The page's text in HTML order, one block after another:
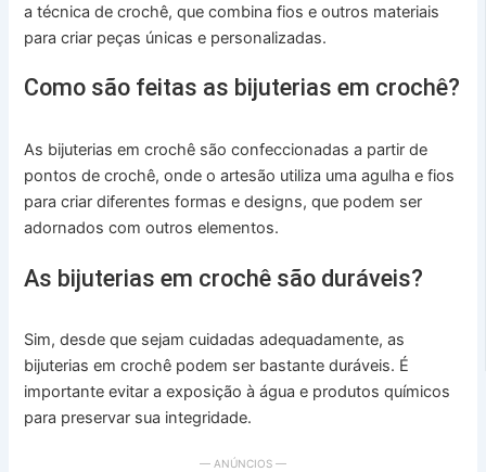
a técnica de crochê, que combina fios e outros materiais
para criar peças únicas e personalizadas.
Como são feitas as bijuterias em crochê?
As bijuterias em crochê são confeccionadas a partir de
pontos de crochê, onde o artesão utiliza uma agulha e fios
para criar diferentes formas e designs, que podem ser
adornados com outros elementos.
As bijuterias em crochê são duráveis?
Sim, desde que sejam cuidadas adequadamente, as
bijuterias em crochê podem ser bastante duráveis. É
importante evitar a exposição à água e produtos químicos
para preservar sua integridade.
— ANÚNCIOS —